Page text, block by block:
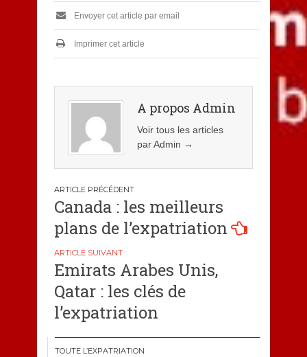
Envoyer cet article par email
Imprimer cet article
A propos Admin
Voir tous les articles
par Admin →
Navigation
de
l’article
Canada : les meilleurs
plans de l’expatriation
Emirats Arabes Unis,
Qatar : les clés de
l’expatriation
TOUTE L’EXPATRIATION